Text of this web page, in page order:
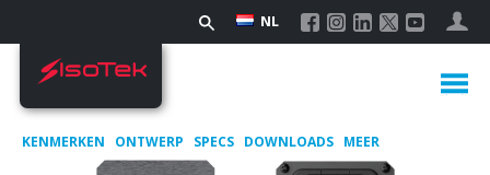
NL
KENMERKEN ONTWERP SPECS DOWNLOADS MEER